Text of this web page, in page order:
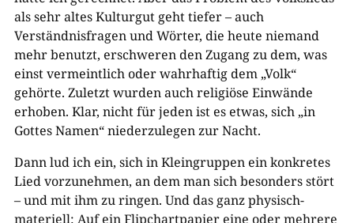
als sehr altes Kulturgut geht tiefer – auch
Verständnisfragen und Wörter, die heute niemand
mehr benutzt, erschweren den Zugang zu dem, was
einst vermeintlich oder wahrhaftig dem „Volk“
gehörte. Zuletzt wurden auch religiöse Einwände
erhoben. Klar, nicht für jeden ist es etwas, sich „in
Gottes Namen“ niederzulegen zur Nacht.
Dann lud ich ein, sich in Kleingruppen ein konkretes
Lied vorzunehmen, an dem man sich besonders stört
– und mit ihm zu ringen. Und das ganz physisch-
materiell: Auf ein Flipchartpapier eine oder mehrere